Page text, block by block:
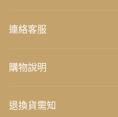
連絡客服
購物說明
退換貨需知